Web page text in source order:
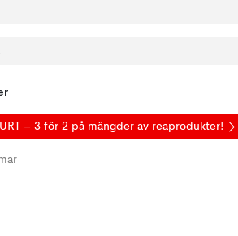
– 3 för 2 på mängder av reaprodukter!